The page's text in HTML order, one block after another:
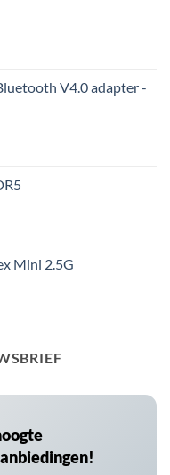
V4.0 adapter -
Mini 2.5G